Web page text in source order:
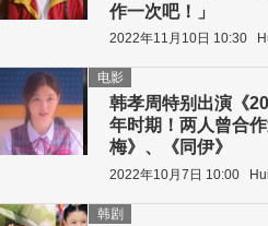
作一次吧！」
2022年11月10日 10:30
韩孝周特别出演《
年时期！两人曾合
梅》、《同伊》
电影
2022年10月7日 10:00 Hui
韩剧